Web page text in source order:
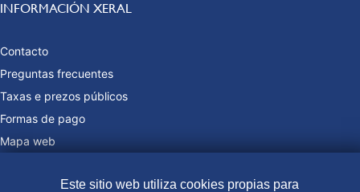
INFORMACIÓN XERAL
Contacto
Preguntas frecuentes
Taxas e prezos públicos
Formas de pago
Mapa web
Este sitio web utiliza cookies propias para